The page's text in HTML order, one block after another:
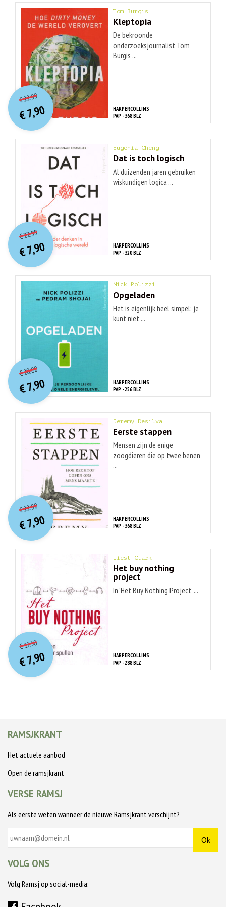
Tom Burgis
Kleptopia
De bekroonde
onderzoeksjournalist Tom
Burgis ...
HARPERCOLLINS
PAP - 368 BLZ
€22,99O
orspr
onkelijke
prijs
was:
€ 22,99.
€7,90
Huidige
prijs
is:
€ 7,90.
Eugenia Cheng
Dat is toch logisch
Al duizenden jaren gebruiken
wiskundigen logica ...
HARPERCOLLINS
PAP - 320 BLZ
€22,99O
orspr
onkelijke
prijs
was:
€ 22,99.
€7,90
Huidige
prijs
is:
€ 7,90.
Nick Polizzi
Opgeladen
Het is eigenlijk heel simpel: je
kunt niet ...
HARPERCOLLINS
PAP - 256 BLZ
€20,00O
orspr
onkelijke
prijs
was:
€ 20,00.
€7,90
Huidige
prijs
is:
€ 7,90.
Jeremy Desilva
Eerste stappen
Mensen zijn de enige
zoogdieren die op twee benen
...
HARPERCOLLINS
PAP - 368 BLZ
€22,50O
orspr
onkelijke
prijs
was:
€ 22,50.
€7,90
Huidige
prijs
is:
€ 7,90.
Liesl Clark
Het buy nothing
project
In ‘Het Buy Nothing Project’ ...
HARPERCOLLINS
PAP - 288 BLZ
€17,50O
orspr
onkelijke
prijs
was:
€ 17,50.
€7,90
Huidige
prijs
is:
€ 7,90.
RAMSJKRANT
Het actuele aanbod
Open de ramsjkrant
VERSE RAMSJ
Als eerste weten wanneer de nieuwe Ramsjkrant verschijnt?
VOLG ONS
Volg Ramsj op social-media: